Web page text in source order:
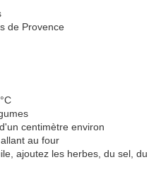
de Provence
centimètre environ
au four
ajoutez les herbes, du sel, du